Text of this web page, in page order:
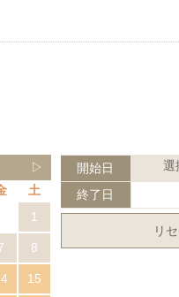
▷
土
1
8
15
開始日 選
終了日
リ